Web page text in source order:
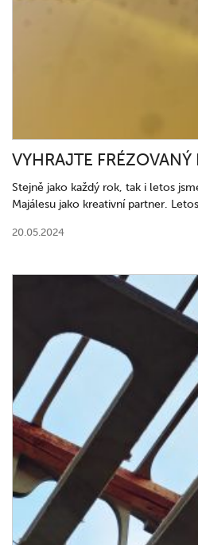
VYHRAJTE
Stejně jako každý rok, tak i letos
Majálesu jako kreativní partner.
20.05.2024